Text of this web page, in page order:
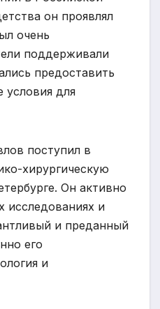
он проявлял
очень
поддерживали
предоставить
условия для
поступил в
хирургическую
Он активно
исследованиях и
и преданный
его
и